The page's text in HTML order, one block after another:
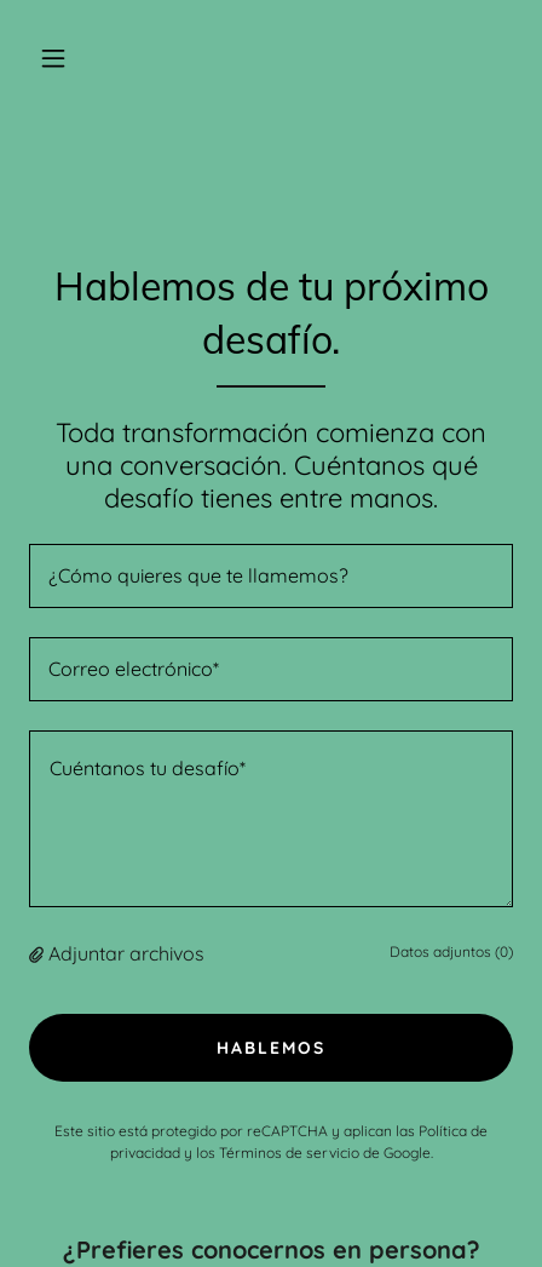
Hablemos de tu próximo
desafío.
Toda transformación comienza con
una conversación. Cuéntanos qué
desafío tienes entre manos.
¿Cómo quieres que te llamemos?
Correo electrónico*
Adjuntar archivos Datos adjuntos (0)
HABLEMOS
Este sitio está protegido por reCAPTCHA y aplican las Política de
privacidady los Términos de serviciode Google.
¿Prefieres conocernos en persona?